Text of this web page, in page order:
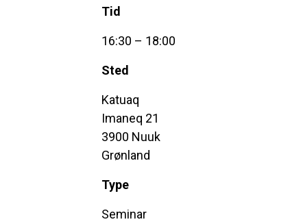
Tid
16:30 – 18:00
Sted
Katuaq
Imaneq 21
3900 Nuuk
Grønland
Type
Seminar